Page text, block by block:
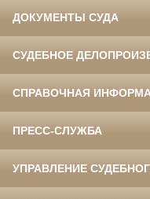
ДОКУМЕНТЫ СУДА
СУДЕБНОЕ
СПРАВОЧНАЯ
ПРЕСС-СЛУЖБА
УПРАВЛЕНИЕ